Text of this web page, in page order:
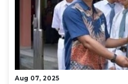
By Super Admin
Aug 07, 2025